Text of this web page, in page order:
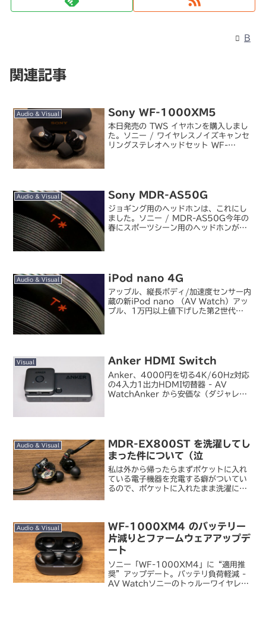
B
関連記事
Audio & Visual Sony WF-1000XM5
本日発売の TWS イヤホンを購入しまし
た。ソニー / ワイヤレスノイズキャンセ
リングステレオヘッドセット WF-
Audio & Visual Sony MDR-AS50G
ジョギング用のヘッドホンは、これにし
ました。ソニー / MDR-AS50G今年の
春にスポーツシーン用のヘッドホンがま
Audio & Visual iPod nano 4G
アップル、縦長ボディ/加速度センサー内
蔵の新iPod nano （AV Watch）アッ
プル、1万円以上値下げした第2世代
Visual Anker HDMI Switch
Anker、4000円を切る4K/60Hz対応
の4入力1出力HDMI切替器 - AV
WatchAnker から安価な（ダジャレか
Audio & Visual
MDR-EX800ST を洗濯してし
まった件について（泣
私は外から帰ったらまずポケットに入れ
ている電子機器を充電する癖がついてい
るので、ポケットに入れたまま洗濯に出
ってしまい、しかも暑くて汗...
Audio & Visual
WF-1000XM4 のバッテリー
片減りとファームウェアアップデ
ート
ソニー「WF-1000XM4」に“適用推
奨”アップデート。バッテリ負荷軽減 -
AV Watchソニーのトゥルーワイヤレス